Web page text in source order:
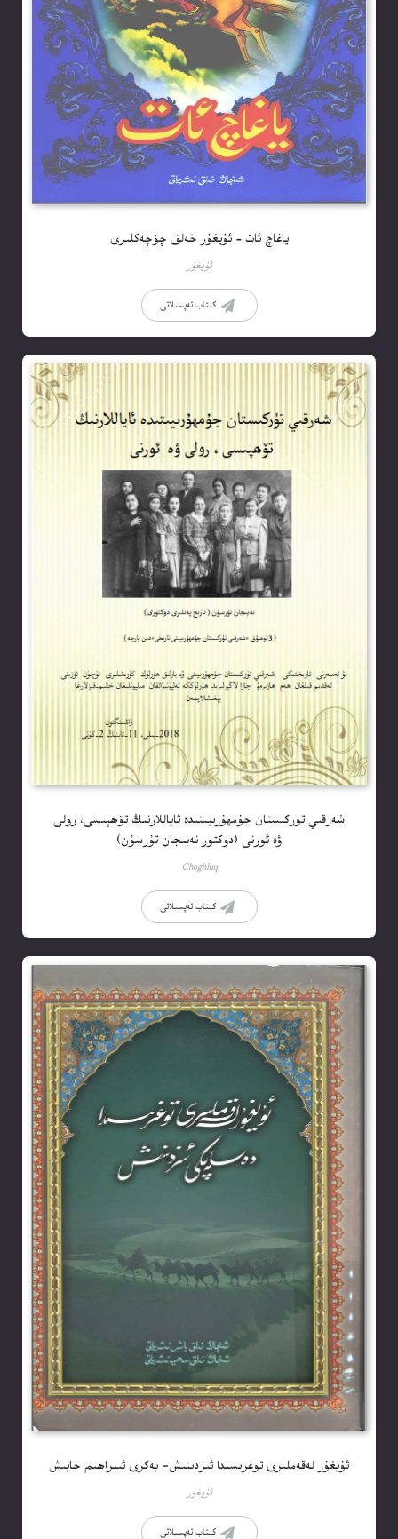
ياغاچ ئات – ئۇيغۇر خەلق چۆچەكلىرى
ئۇيغۇر
كىتاب تەپسىلاتى
شەرقىي تۈركىستان جۇمھۇرىيىتىدە ئاياللارنىڭ تۆھپىسى، رولى
ۋە ئورنى (دوكتور نەبىجان تۇرسۇن)
Choghluq
كىتاب تەپسىلاتى
ئۇيغۇر لەقەملىرى توغرىسىدا ئىزدىنىش- بەكرى ئىبراھىم جابىش
ئۇيغۇر
كىتاب تەپسىلاتى